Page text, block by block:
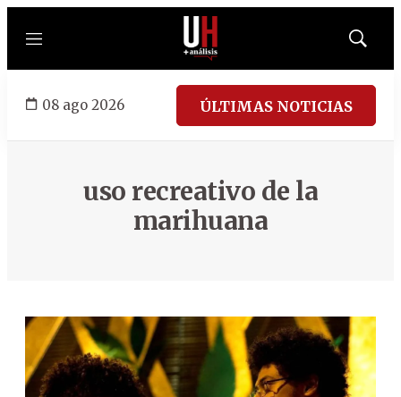
Menú
Mostrar
08 ago 2026 ÚLTIMAS NOTICIAS
uso recreativo de la
marihuana